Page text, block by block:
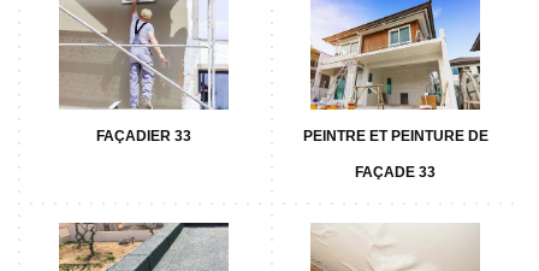
FAÇADIER 33 PEINTRE ET PEINTURE DE
FAÇADE 33